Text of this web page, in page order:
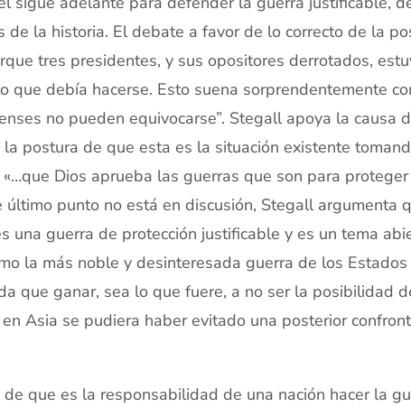
de la historia. El debate a favor de lo correcto de la
tres presidentes, y sus opositores derrotados,
que debía hacerse. Esto suena sorprendentemente
no pueden equivocarse”. Stegall apoya la causa
postura de que esta es la situación existente
Dios aprueba las guerras que son para
último punto no está en discusión, Stegall argumenta
una guerra de protección justificable y es un tema
la más noble y desinteresada guerra de los
que ganar, sea lo que fuere, a no ser la posibilidad
Asia se pudiera haber evitado una posterior
de que es la responsabilidad de una nación hacer la